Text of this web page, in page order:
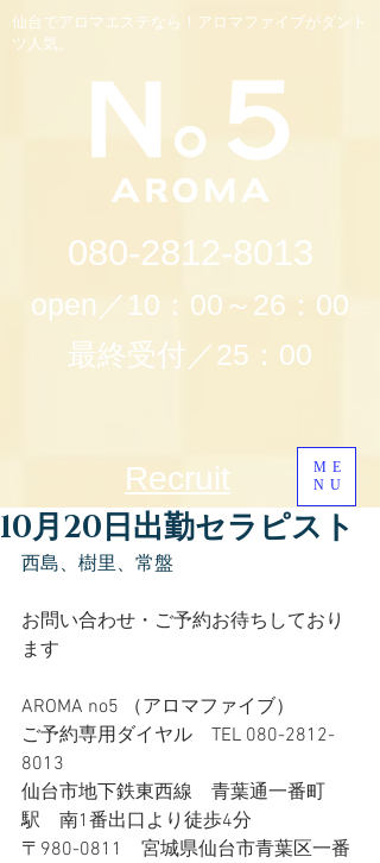
仙台でアロマエステなら！アロマファイブがダント
ツ人気。
080-2812-8013
open／10：00～26：00
最終受付／25：00
ME
NU
Recruit
10月20日出勤セラピスト
西島、樹里、常盤
お問い合わせ・ご予約お待ちしており
ます
AROMA no5 （アロマファイブ）
ご予約専用ダイヤル　TEL 080-2812-
8013
仙台市地下鉄東西線　青葉通一番町
駅　南1番出口より徒歩4分
〒980-0811　宮城県仙台市青葉区一番